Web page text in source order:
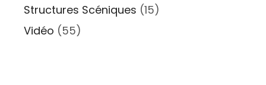
Structures Scéniques (15)
Vidéo (55)